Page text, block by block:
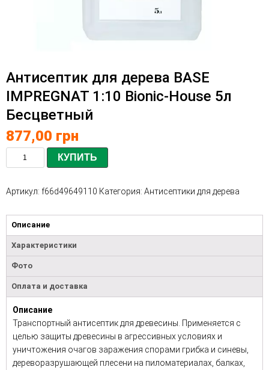
Антисептик для дерева BASE
IMPREGNAT 1:10 Bionic-House 5л
Бесцветный
877,00 грн
КУПИТЬ
Артикул: f66d49649110 Категория: Антисептики для дерева
Описание
Характеристики
Фото
Оплата и доставка
Описание
Транспортный антисептик для древесины. Применяется с
целью защиты древесины в агрессивных условиях и
уничтожения очагов заражения спорами грибка и синевы,
дереворазрушающей плесени на пиломатериалах, балках,